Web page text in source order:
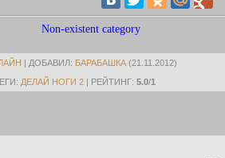
Non-existent category
| ДОБАВИЛ: БАРАБАШКА (21.11.2012)
: ДЕЛАЙ НОГИ 2 | РЕЙТИНГ: 5.0/1